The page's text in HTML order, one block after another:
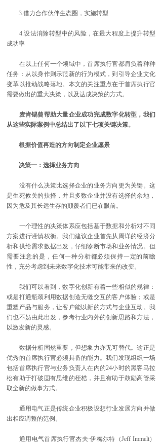
3.借力合作伙伴生态圈，实施转型
4.设法消除转型中的风险，在最大程度上提升转型
成功率
在以上任何一个领域中，首席执行官都肩负着种种
任务：从以身作则示范新的行为模式，到引导企业文化
变革以推动战略落地。本文的关注重点在于首席执行官
需要做出的重大决策，以及达成决策的方式。
麦肯锡曾帮助大量企业成功完成数字化转型，我们
从这些实际案例中总结出了以下七项关键决策。
根据价值再造的方向制定企业愿景
决策一：选择业务方向
没有什么决策比选择企业的业务方向更为关键。这
是生死攸关的抉择，并且多数企业并没有选择的余地，
因为危及其长远生存的颠覆者们已在眼前。
一个理性的决策体系应包括基于数据和分析对不同
方案进行谨慎权衡。我们建议企业首先从周详的经济分
析和供给需求数据出发，仔细诊断市场和业务情况。但
需要注意的是，任何一种分析都必须保持一定的前瞻
性，充分考虑到未来数字化技术可能带来的改变。
我们可以看到，数字化创新有着一些相似的规律：
或是打通瓶颈利用数据创造无缝交互的客户体验；或是
重塑产品与服务，让客户能以新的方式与企业互动。我
们也不妨由此出发，参考行业内外的创新思路和方法，
以激发新的灵感。
数据分析固然重要，但想象力亦无可替代。这正是
优秀的首席执行官必须具备的能力。我们发现组织一场
包括首席执行官与业务负责人在内的24小时的黑客马拉
松有助于打破固有思维的桎梏，并且有助于鼓励高管采
取全新的做事方式。
通用电气正是传统企业积极设想行业发展方向并做
出相应调整的范例。
通用电气首席执行官杰夫·伊梅尔特（Jeff Immelt）